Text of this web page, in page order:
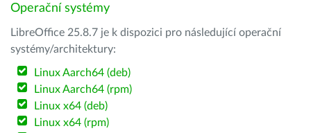
Operační systémy
LibreOffice 25.8.7 je k dispozici pro následující operační
systémy/architektury:
Linux Aarch64 (deb)
Linux Aarch64 (rpm)
Linux x64 (deb)
Linux x64 (rpm)